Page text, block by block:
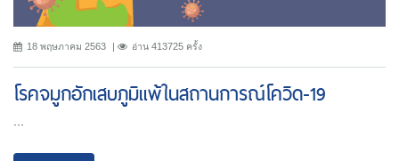
18 พฤษภาคม 2563 อ่าน 413725 ครั้ง
โรคจมูกอักเสบภูมิแพ้ในสถานการณ์โควิด-19